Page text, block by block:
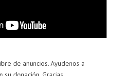
de anuncios. Ayudenos a